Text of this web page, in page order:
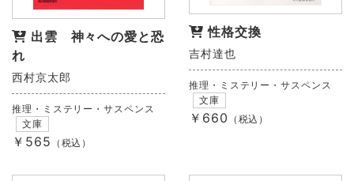
出雲 神々への愛と恐
れ
西村京太郎
推理・ミステリー・サスペンス
文庫
￥565 （税込）
性格交換
吉村達也
推理・ミステリー・サスペンス
文庫
￥660 （税込）